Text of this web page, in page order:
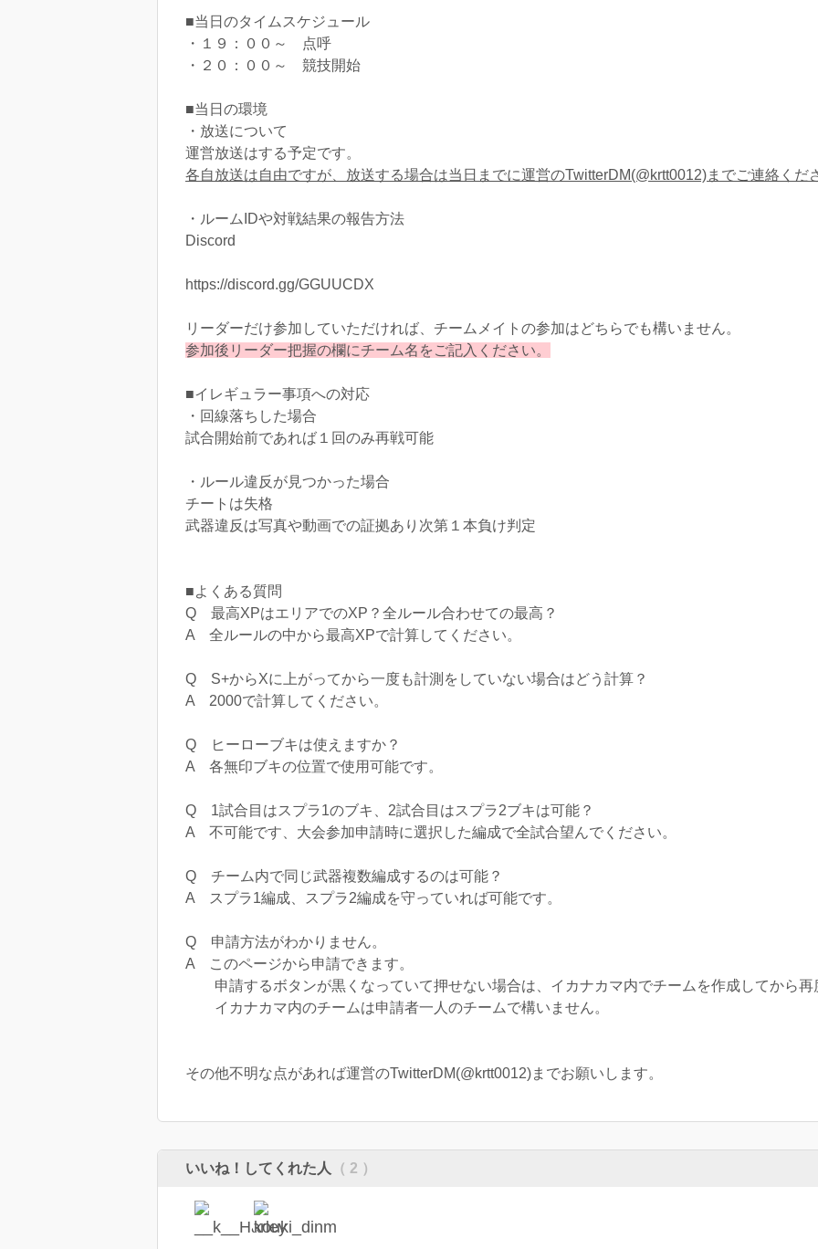
■当日のタイムスケジュール
・１９：００～ 点呼
・２０：００～ 競技開始
■当日の環境
・放送について
運営放送はする予定です。
各自放送は自由ですが、放送する場合は当日までに運営のTwitterDM(@krtt0012)までご連絡くだ
・ルームIDや対戦結果の報告方法
Discord
https://discord.gg/GGUUCDX
リーダーだけ参加していただければ、チームメイトの参加はどちらでも構いません。
参加後リーダー把握の欄にチーム名をご記入ください。
■イレギュラー事項への対応
・回線落ちした場合
試合開始前であれば１回のみ再戦可能
・ルール違反が見つかった場合
チートは失格
武器違反は写真や動画での証拠あり次第１本負け判定
■よくある質問
Q 最高XPはエリアでのXP？全ルール合わせての最高？
A 全ルールの中から最高XPで計算してください。
Q S+からXに上がってから一度も計測をしていない場合はどう計算？
A 2000で計算してください。
Q ヒーローブキは使えますか？
A 各無印ブキの位置で使用可能です。
Q 1試合目はスプラ1のブキ、2試合目はスプラ2ブキは可能？
A 不可能です、大会参加申請時に選択した編成で全試合望んでください。
Q チーム内で同じ武器複数編成するのは可能？
A スプラ1編成、スプラ2編成を守っていれば可能です。
Q 申請方法がわかりません。
A このページから申請できます。
申請するボタンが黒くなっていて押せない場合は、イカナカマ内でチームを作成してから再
イカナカマ内のチームは申請者一人のチームで構いません。
その他不明な点があれば運営のTwitterDM(@krtt0012)までお願いします。
いいね！してくれた人 （ 2 ）